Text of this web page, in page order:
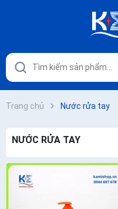
Trang chủ Nước rửa tay
NƯỚC RỬA TAY